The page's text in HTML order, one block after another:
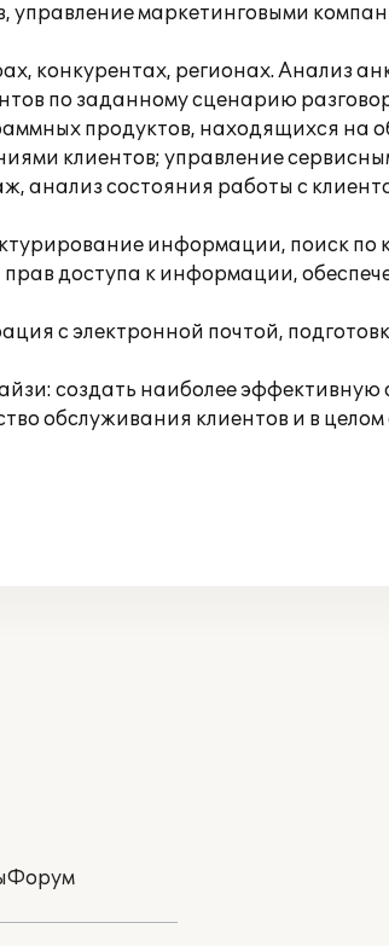
управление маркетинговыми
конкурентах, регионах. Анализ
по заданному сценарию
продуктов, находящихся
клиентов; управление
состояния работы с
информации, поиск
доступа к информации,
с электронной почтой,
создать наиболее эффективную
обслуживания клиентов и в
Форум